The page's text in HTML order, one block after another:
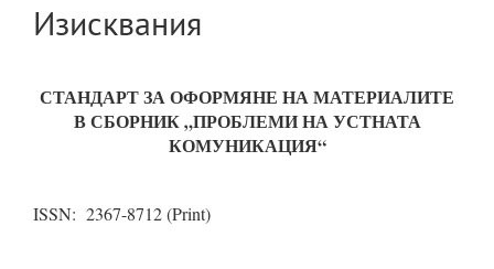
Изисквания
СТАНДАРТ ЗА ОФОРМЯНЕ НА МАТЕРИАЛИТЕ
В СБОРНИК „ПРОБЛЕМИ НА УСТНАТА
КОМУНИКАЦИЯ“
ISSN: 2367-8712 (Print)